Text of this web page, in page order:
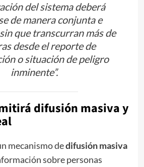
del sistema deberá
de manera conjunta e
que transcurran más de
desde el reporte de
o situación de peligro
inminente”.
difusión masiva y
mecanismo dedifusión masiva
sobre personas